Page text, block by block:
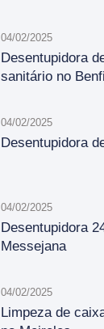
04/02/2025
Desentupidora
sanitário no
04/02/2025
Desentupidora
04/02/2025
Desentupidora
Messejana
04/02/2025
Limpeza de